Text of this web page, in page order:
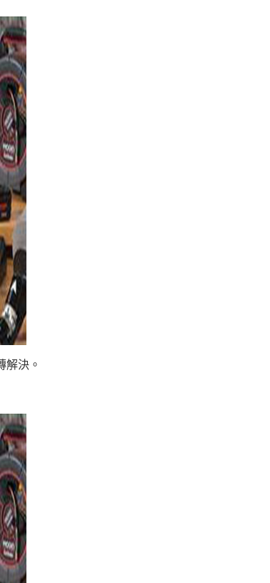
解決。